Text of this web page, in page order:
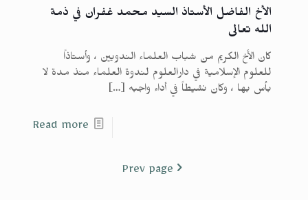
الأخ الفاضل الأستاذ السيد محمد غفران في ذمة
الله تعالى
كان الأخ الكريم من شباب العلماء الندويين ، وأستاذاً
للعلوم الإسلامية في دارالعلوم لندوة العلماء منذ مدة لا
بأس بها ، وكان نشيطاً في أداء واجبه […]
Read more
Prev page